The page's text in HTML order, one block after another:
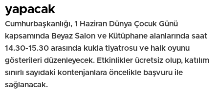
yapacak
Cumhurbaşkanlığı, 1 Haziran Dünya Çocuk Günü
kapsamında Beyaz Salon ve Kütüphane alanlarında saat
14.30-15.30 arasında kukla tiyatrosu ve halk oyunu
gösterileri düzenleyecek. Etkinlikler ücretsiz olup, katılım
sınırlı sayıdaki kontenjanlara öncelikle başvuru ile
sağlanacak.